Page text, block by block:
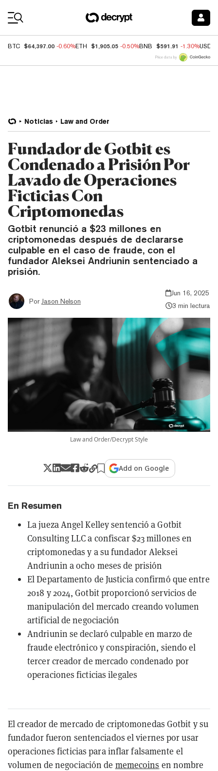
BTC $64,397.00 -0.60%ETH $1,905.05 -0.50%BNB $591.91 -1.30%USDC
Price data by
Noticias Law and Order
Fundador de Gotbit es
Condenado a Prisión Por
Lavado de Operaciones
Ficticias Con
Criptomonedas
Gotbit renunció a $23 millones en
criptomonedas después de declararse
culpable en el caso de fraude, con el
fundador Aleksei Andriunin sentenciado a
prisión.
Por Jason Nelson
Jun 16, 2025
3 min lectura
Law and Order/Decrypt Style
Add on Google
En Resumen
La jueza Angel Kelley sentenció a Gotbit
Consulting LLC a confiscar $23 millones en
criptomonedas y a su fundador Aleksei
Andriunin a ocho meses de prisión
El Departamento de Justicia confirmó que entre
2018 y 2024, Gotbit proporcionó servicios de
manipulación del mercado creando volumen
artificial de negociación
Andriunin se declaró culpable en marzo de
fraude electrónico y conspiración, siendo el
tercer creador de mercado condenado por
operaciones ficticias ilegales
El creador de mercado de criptomonedas Gotbit y su
fundador fueron sentenciados el viernes por usar
operaciones ficticias para inflar falsamente el
volumen de negociación de memecoins en nombre